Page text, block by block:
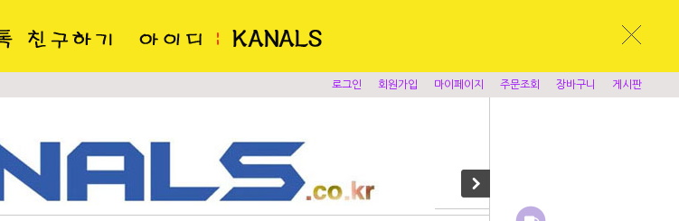
로그인 회원가입 마이페이지 주문조회 장바구니 게시판